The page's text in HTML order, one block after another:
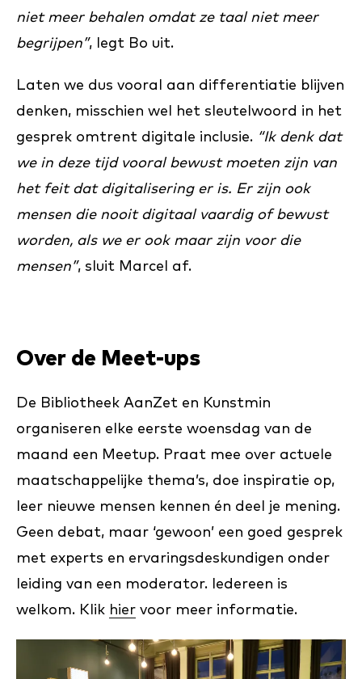
niet meer behalen omdat ze taal niet meer
begrijpen”, legt Bo uit.
Laten we dus vooral aan differentiatie blijven
denken, misschien wel het sleutelwoord in het
gesprek omtrent digitale inclusie. “Ik denk dat
we in deze tijd vooral bewust moeten zijn van
het feit dat digitalisering er is. Er zijn ook
mensen die nooit digitaal vaardig of bewust
worden, als we er ook maar zijn voor die
mensen”, sluit Marcel af.
Over de Meet-ups
De Bibliotheek AanZet en Kunstmin
organiseren elke eerste woensdag van de
maand een Meetup. Praat mee over actuele
maatschappelijke thema’s, doe inspiratie op,
leer nieuwe mensen kennen én deel je mening.
Geen debat, maar ‘gewoon’ een goed gesprek
met experts en ervaringsdeskundigen onder
leiding van een moderator. Iedereen is
welkom. Klik hier voor meer informatie.